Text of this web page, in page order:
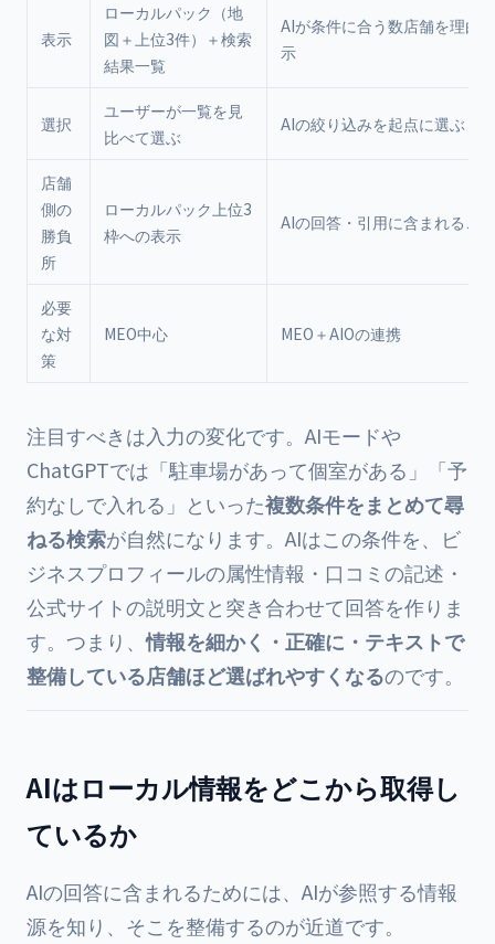
表示
ローカルパック（地
図＋上位3件）＋検索
結果一覧
AIが条件に合う数店舗を理由
示
選択
ユーザーが一覧を見
比べて選ぶ
AIの絞り込みを起点に選ぶ
店舗
側の
勝負
所
ローカルパック上位3
枠への表示
AIの回答・引用に含まれること
必要
な対
策
MEO中心 MEO＋AIOの連携
注目すべきは入力の変化です。AIモードや
ChatGPTでは「駐車場があって個室がある」「予
約なしで入れる」といった複数条件をまとめて尋
ねる検索が自然になります。AIはこの条件を、ビ
ジネスプロフィールの属性情報・口コミの記述・
公式サイトの説明文と突き合わせて回答を作りま
す。つまり、情報を細かく・正確に・テキストで
整備している店舗ほど選ばれやすくなるのです。
AIはローカル情報をどこから取得し
ているか
AIの回答に含まれるためには、AIが参照する情報
源を知り、そこを整備するのが近道です。